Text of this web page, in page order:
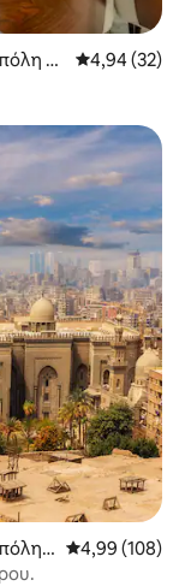
Al
Μέση
4,94 (32)
E Μέση
4,99 (108)